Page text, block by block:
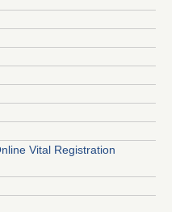
Vital Registration